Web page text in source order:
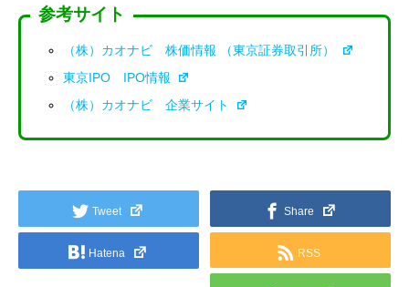
参考サイト
（株）カオナビ 株価情報 （東京証券取引所）
東京IPO IPO情報
（株）カオナビ 企業サイト
Tweet Share
Hatena RSS